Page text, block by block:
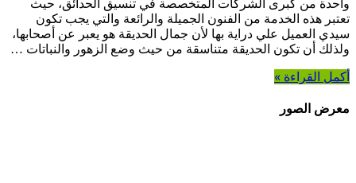
بالرياض
مغلقة
واحدة من كبرى الشركات المتخصصة في تنسيق الحدائق، حيث
تعتبر هذه الخدمة من الفنون الجميلة والرائعة والتي يجب تكون
سيدي العميل علي دراية بها لأن جمال الحديقة هو يعبر عن أصحابها،
ولذلك أن تكون الحديقة متناسقة من حيث وضع الزهور والنباتات …
أكمل القراءة »
معرض الصور